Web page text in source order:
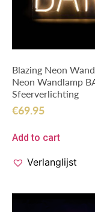
Blazing Neon
Neon Wandlamp
Sfeerverlichting
€69.95
Add to cart
Verlanglijst